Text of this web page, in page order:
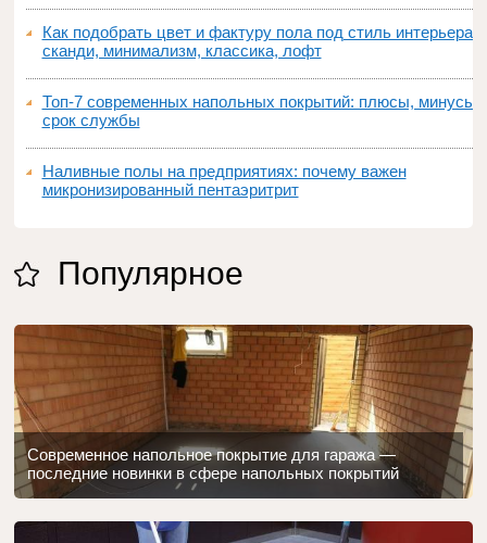
Как подобрать цвет и фактуру пола под стиль интерьера:
сканди, минимализм, классика, лофт
Топ‑7 современных напольных покрытий: плюсы, минусы,
срок службы
Наливные полы на предприятиях: почему важен
микронизированный пентаэритрит
Популярное
Современное напольное покрытие для гаража —
последние новинки в сфере напольных покрытий